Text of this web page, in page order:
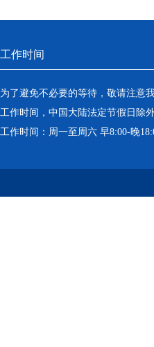
工作时间
为了避免不必要的等待，敬请注意
工作时间，中国大陆法定节假日除外
工作时间：周一至周六 早8:00-晚